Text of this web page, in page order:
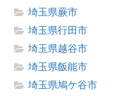
埼玉県蕨市
埼玉県行田市
埼玉県越谷市
埼玉県飯能市
埼玉県鳩ケ谷市